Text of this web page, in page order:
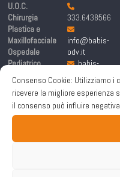
Consenso Cookie: Utilizziamo i
ricevere la migliore esperienza
il consenso può influire
U.O.C.
Chirurgia
Plastica e
Maxillofacciale
Ospedale
Pediatrico
Bambino Gesù
Piazza
Sant’Onofrio 4,
00165 Roma
333.6438566
info@babis-
odv.it
babis-
labandadeibim
bispeciali@pe
c.it